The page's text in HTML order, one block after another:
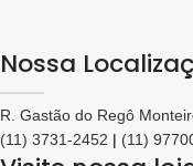
Nossa
R. Gastão do Regô
(11) 3731-2452 | (11)